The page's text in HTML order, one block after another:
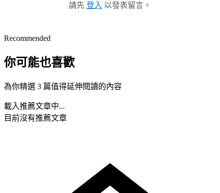
請先 登入 以發表留言。
Recommended
你可能也喜歡
為你精選 3 篇值得延伸閱讀的內容
載入推薦文章中...
目前沒有推薦文章